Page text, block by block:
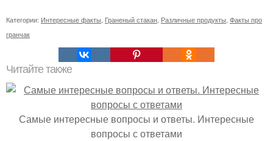
Категории: Интересные факты Граненый стакан Различные продукты Факты про
гранчак
Читайте также
Самые интересные вопросы и ответы. Интересные
вопросы с ответами